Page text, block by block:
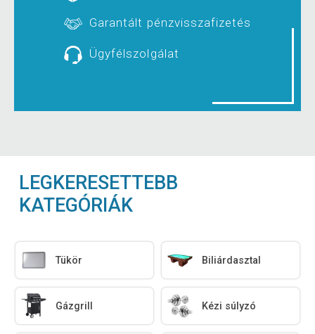
Garantált pénzvisszafizetés
Ügyfélszolgálat
LEGKERESETTEBB
KATEGÓRIÁK
Tükör Biliárdasztal
Gázgrill Kézi súlyzó